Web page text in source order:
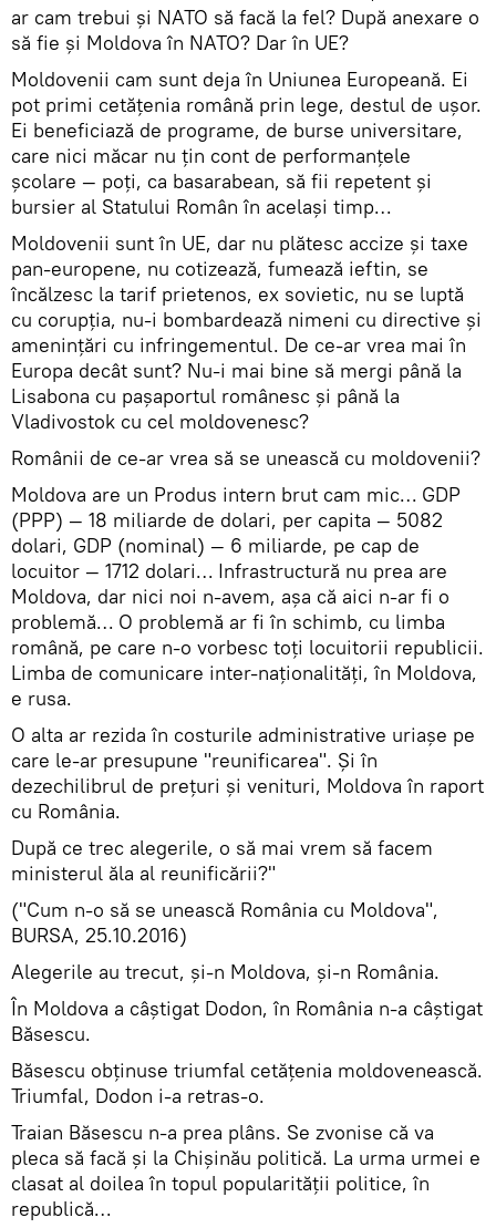
ar cam trebui şi NATO să facă la fel? După anexare o
să fie şi Moldova în NATO? Dar în UE?
Moldovenii cam sunt deja în Uniunea Europeană. Ei
pot primi cetăţenia română prin lege, destul de uşor.
Ei beneficiază de programe, de burse universitare,
care nici măcar nu ţin cont de performanţele
şcolare — poţi, ca basarabean, să fii repetent şi
bursier al Statului Român în acelaşi timp…
Moldovenii sunt în UE, dar nu plătesc accize şi taxe
pan-europene, nu cotizează, fumează ieftin, se
încălzesc la tarif prietenos, ex sovietic, nu se luptă
cu corupţia, nu-i bombardează nimeni cu directive şi
ameninţări cu infringementul. De ce-ar vrea mai în
Europa decât sunt? Nu-i mai bine să mergi până la
Lisabona cu paşaportul românesc şi până la
Vladivostok cu cel moldovenesc?
Românii de ce-ar vrea să se unească cu moldovenii?
Moldova are un Produs intern brut cam mic… GDP
(PPP) — 18 miliarde de dolari, per capita — 5082
dolari, GDP (nominal) — 6 miliarde, pe cap de
locuitor — 1712 dolari… Infrastructură nu prea are
Moldova, dar nici noi n-avem, aşa că aici n-ar fi o
problemă… O problemă ar fi în schimb, cu limba
română, pe care n-o vorbesc toţi locuitorii republicii.
Limba de comunicare inter-naţionalităţi, în Moldova,
e rusa.
O alta ar rezida în costurile administrative uriaşe pe
care le-ar presupune "reunificarea". Şi în
dezechilibrul de preţuri şi venituri, Moldova în raport
cu România.
După ce trec alegerile, o să mai vrem să facem
ministerul ăla al reunificării?"
("Cum n-o să se unească România cu Moldova",
BURSA, 25.10.2016)
Alegerile au trecut, şi-n Moldova, şi-n România.
În Moldova a câştigat Dodon, în România n-a câştigat
Băsescu.
Băsescu obţinuse triumfal cetăţenia moldovenească.
Triumfal, Dodon i-a retras-o.
Traian Băsescu n-a prea plâns. Se zvonise că va
pleca să facă şi la Chişinău politică. La urma urmei e
clasat al doilea în topul popularităţii politice, în
republică…